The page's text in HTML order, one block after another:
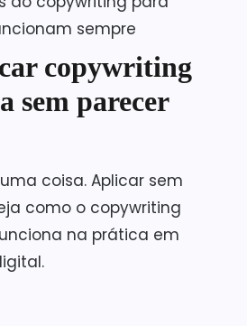
copywriting
sem parecer
coisa. Aplicar sem
como o copywriting
na prática em